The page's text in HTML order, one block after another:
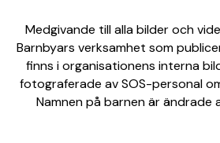
Medgivande till alla bilder och
Barnbyars verksamhet som
finns i organisationens interna
fotograferade av SOS-personal
Namnen på barnen är ändrade